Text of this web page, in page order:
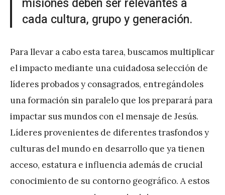
cada cultura, grupo y generación.
Para llevar a cabo esta tarea, buscamos multiplicar
el impacto mediante una cuidadosa selección de
líderes probados y consagrados, entregándoles
una formación sin paralelo que los preparará para
impactar sus mundos con el mensaje de Jesús.
Líderes provenientes de diferentes trasfondos y
culturas del mundo en desarrollo que ya tienen
acceso, estatura e influencia además de crucial
conocimiento de su contorno geográfico. A estos